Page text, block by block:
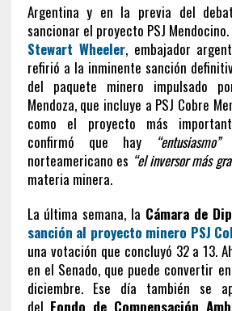
Argentina y en la previa del
sancionar el proyecto PSJ Mendocino.
Stewart Wheeler, embajador
refirió a la inminente sanción
del paquete minero impulsado
Mendoza, que incluye a PSJ Cobre
como el proyecto más
confirmó que hay
“entusiasmo”
norteamericano es “el inversor más
materia minera.
La última semana, la Cámara de
sanción al proyecto minero PSJ
una votación que concluyó 32 a 13.
en el Senado, que puede convertir
diciembre. Ese día también se
del Fondo de Compensación